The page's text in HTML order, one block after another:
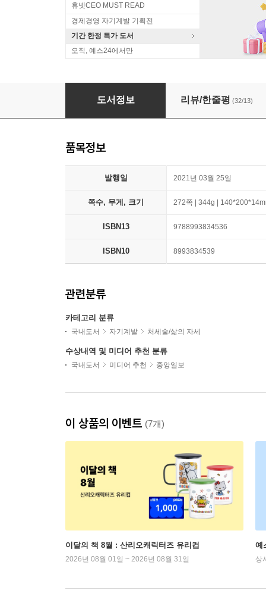
휴넷CEO MUST READ
경제경영 자기계발 기획전
기간 한정 특가 도서
오직, 예스24에서만
못난 게 아니라, 조금 서툰 겁니다
도서정보 리뷰/한줄평 (32/13)
품목정보
발행일 2021년 03월 25일
쪽수, 무게, 크기 272쪽 | 344g |
ISBN13 9788993834536
ISBN10 8993834539
관련분류
카테고리 분류
국내도서 자기계발 처세술/삶의 자세
수상내역 및 미디어 추천 분류
국내도서 미디어 추천 중앙일보
이 상품의 이벤트 (7개)
이달의 책 8월 : 산리오캐릭터즈 유리컵
2026년 08월 01일 ~ 2026년 08월 31일
예
상